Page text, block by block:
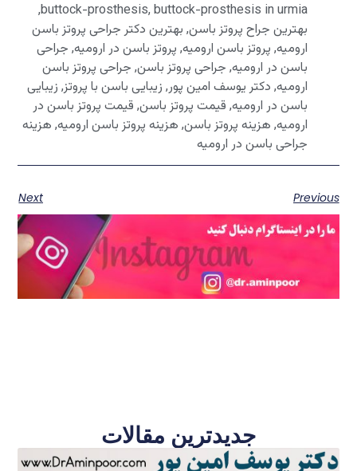
buttock-prosthesis,buttock-prosthesis in urmia
,
بهترین جراح پروتز باسن, بهترین دکتر جراحی پروتز باسن
ارومیه, پروتز باسن ارومیه, پروتز باسن در ارومیه, جراحی
باسن در ارومیه, جراحی پروتز باسن, جراحی پروتز باسن
ارومیه, دکتر یوسف امین پور, زیبایی باسن با پروتز, زیبایی
باسن در ارومیه, قیمت پروتز باسن, قیمت پروتز باسن در
ارومیه, هزینه پروتز باسن, هزینه پروتز باسن ارومیه, هزینه
جراحی باسن در ارومیه
Previous
Next
جدیدترین مقالات